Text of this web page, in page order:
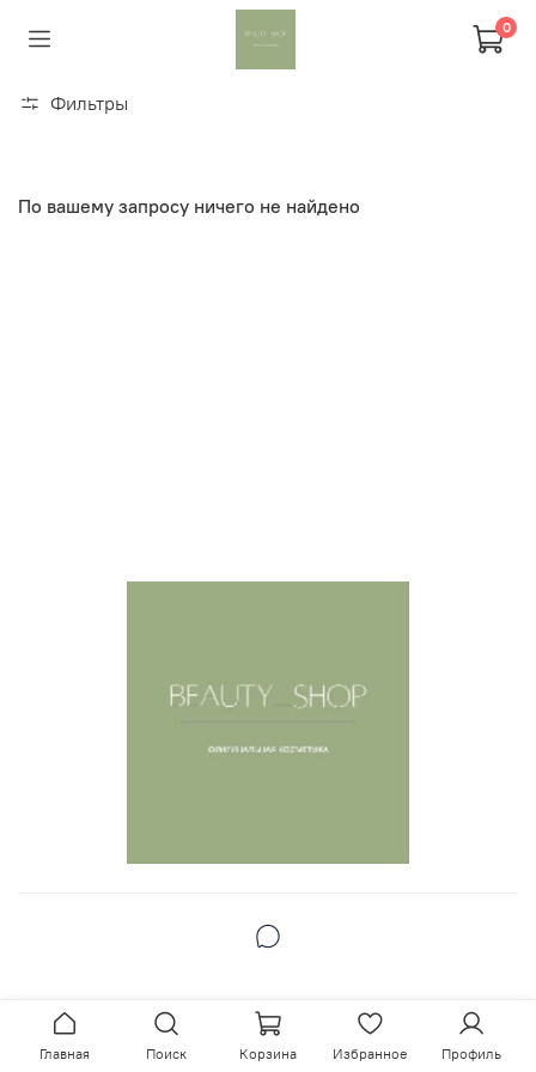
0
Фильтры
По вашему запросу ничего не найдено
Главная Поиск Корзина Избранное Профиль